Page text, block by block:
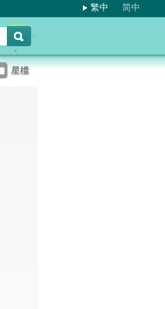
繁中 简中
星檔